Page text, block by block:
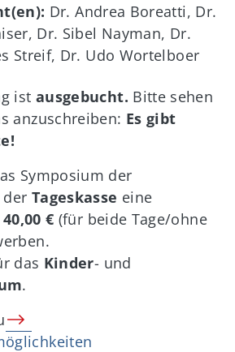
Dr. Andrea Boreatti, Dr.
Dr. Sibel Nayman, Dr.
Streif, Dr. Udo Wortelboer
ist ausgebucht. Bitte sehen
anzuschreiben: Es gibt
Symposium der
der Tageskasse eine
40,00 € (für beide Tage/ohne
das Kinder- und
.